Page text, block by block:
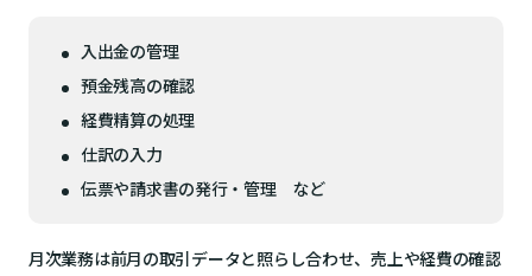
入出金の管理
預金残高の確認
経費精算の処理
仕訳の入力
伝票や請求書の発行・管理 など
月次業務は前月の取引データと照らし合わせ、売上や経費の確認